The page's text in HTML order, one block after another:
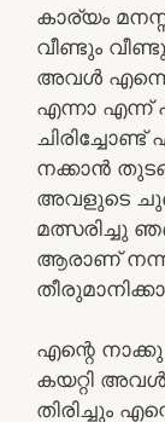
കാര്യം
വീണ്ടും
അവൾ എന്നെ
എന്നാ എന്ന്
നക്കാൻ
അവളുടെ
മത്സരിച്ചു
ആരാണ്
എന്റെ
കയറ്റി
തിരിച്ചും